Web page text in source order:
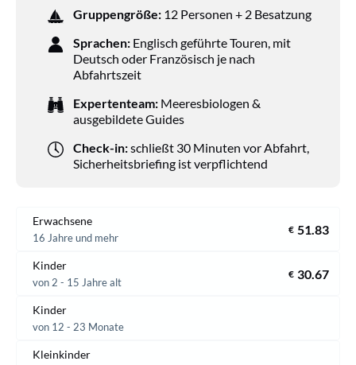
Gruppengröße: 12 Personen + 2 Besatzung
Sprachen: Englisch geführte Touren, mit
Deutsch oder Französisch je nach
Abfahrtszeit
Expertenteam: Meeresbiologen &
ausgebildete Guides
Check-in:schließt 30 Minuten vor Abfahrt,
Sicherheitsbriefing ist verpflichtend
Erwachsene
16 Jahre und mehr
€ 51.83
Kinder
von 2 - 15 Jahre alt
€ 30.67
Kinder
von 12 - 23 Monate
Kleinkinder